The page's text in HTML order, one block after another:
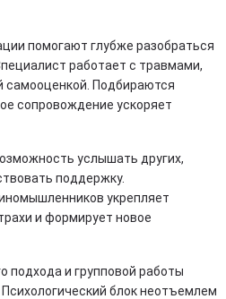
помогают глубже разобраться
работает с травмами,
Подбираются
сопровождение ускоряет
услышать других,
поддержку.
укрепляет
и формирует новое
подхода и групповой работы
блок неотъемлем